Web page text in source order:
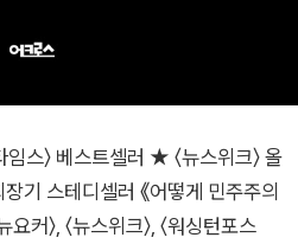
스〉 베스트셀러 ★ 〈뉴스위크〉 올
기 스테디셀러 《어떻게 민주주의
커〉, 〈뉴스위크〉, 〈워싱턴포스